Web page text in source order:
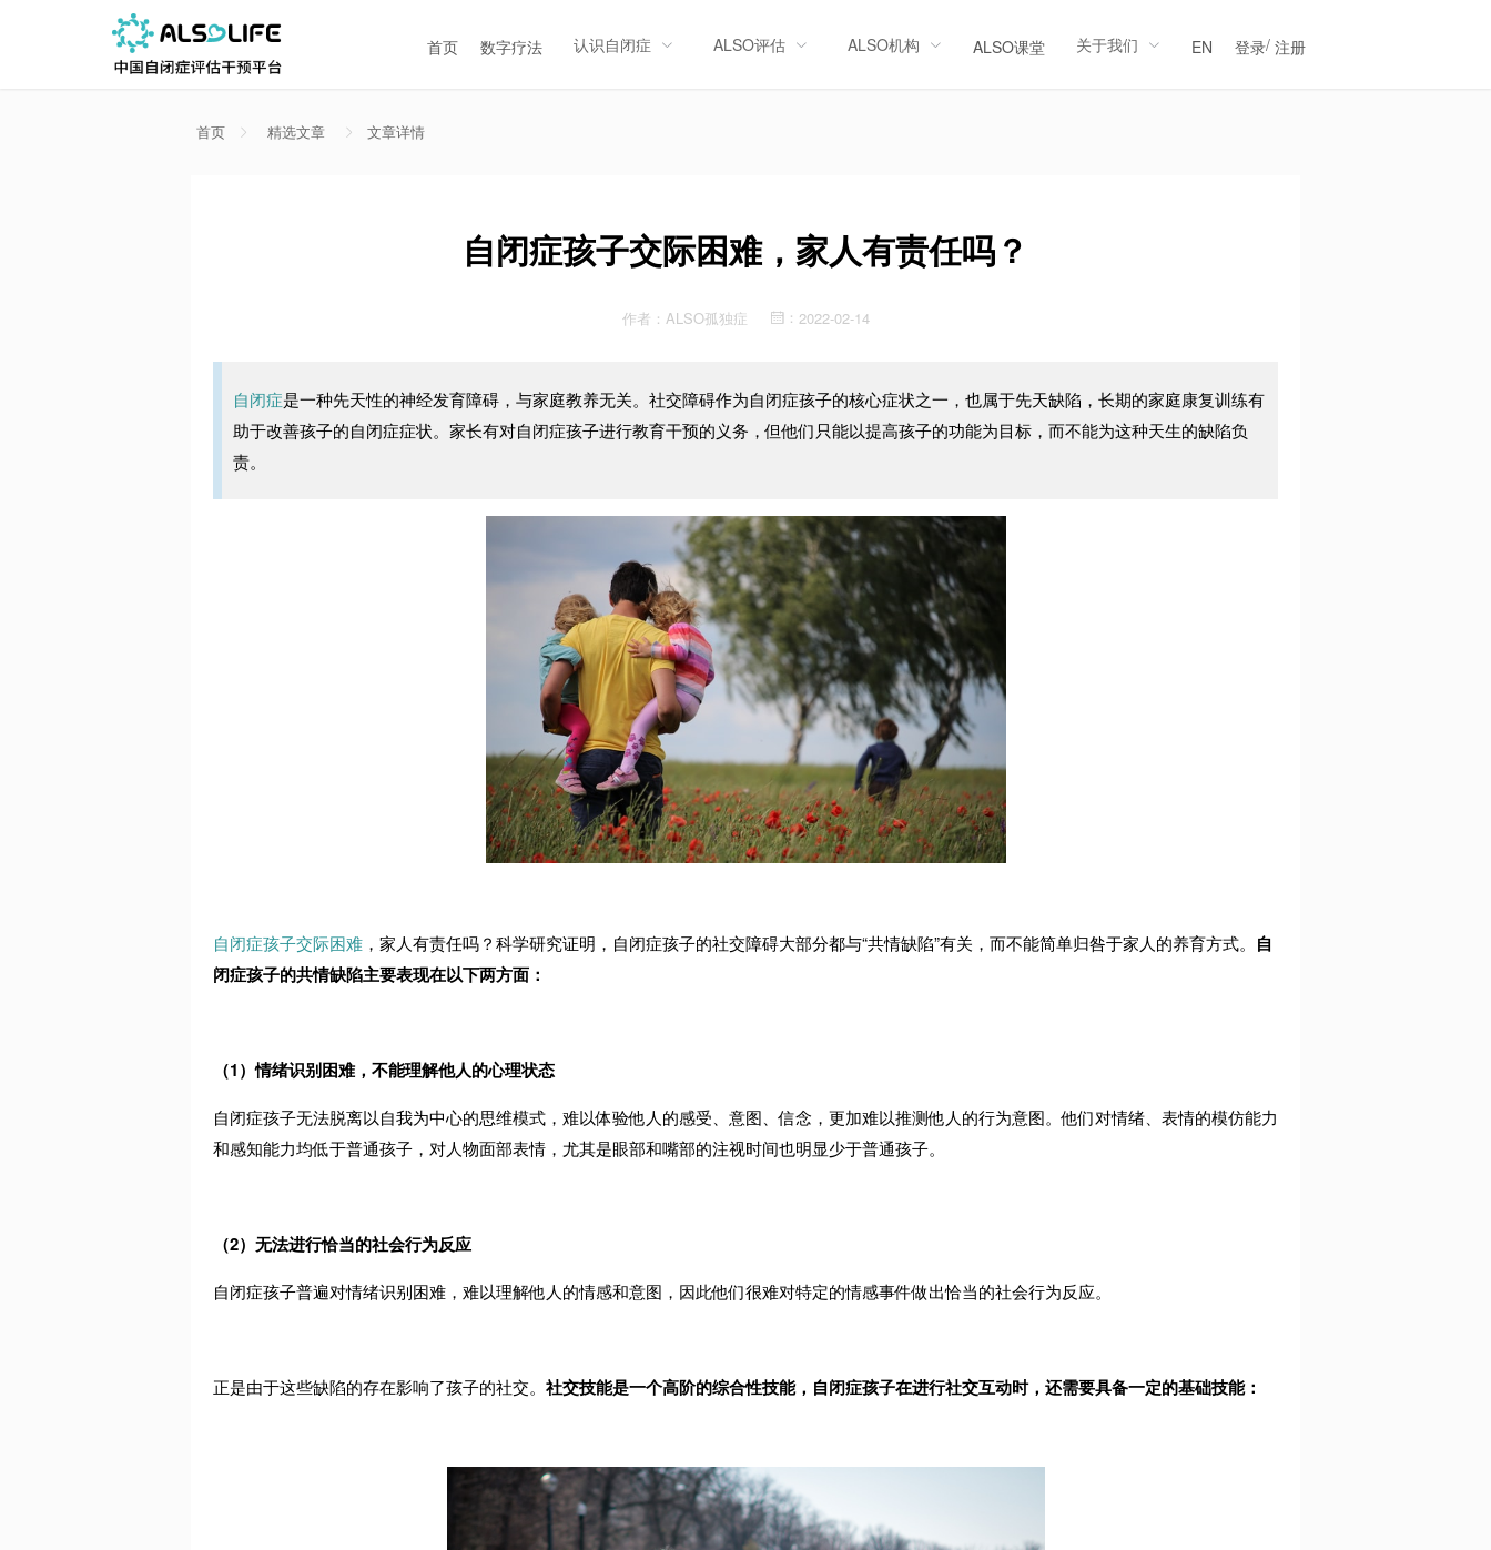
首页 数字疗法 认识自闭症 ALSO评估 ALSO机构 ALSO课堂 关于我们 EN 登录/ 注册
首页 精选文章 文章详情
自闭症孩子交际困难，家人有责任吗？
作者： ALSO孤独症 ： 2022-02-14
自闭症是一种先天性的神经发育障碍，与家庭教养无关。社交障碍作为自闭症孩子的核心症状之一，也属于先天缺陷，长期的家庭康复训练有
助于改善孩子的自闭症症状。家长有对自闭症孩子进行教育干预的义务，但他们只能以提高孩子的功能为目标，而不能为这种天生的缺陷负
责。
自闭症孩子交际困难 ，家人有责任吗？科学研究证明，自闭症孩子的社交障碍大部分都与“共情缺陷”有关，而不能简单归咎于家人的养育方式。 自
闭症孩子的共情缺陷主要表现在以下两方面：
（1）情绪识别困难，不能理解他人的心理状态
自闭症孩子无法脱离以自我为中心的思维模式，难以体验他人的感受、意图、信念，更加难以推测他人的行为意图。他们对情绪、表情的模仿能力
和感知能力均低于普通孩子，对人物面部表情，尤其是眼部和嘴部的注视时间也明显少于普通孩子。
（2）无法进行恰当的社会行为反应
自闭症孩子普遍对情绪识别困难，难以理解他人的情感和意图，因此他们很难对特定的情感事件做出恰当的社会行为反应。
正是由于这些缺陷的存在影响了孩子的社交。 社交技能是一个高阶的综合性技能，自闭症孩子在进行社交互动时，还需要具备一定的基础技能：